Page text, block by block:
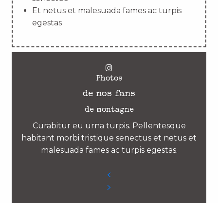
Et netus et malesuada fames ac turpis
egestas
Photos
de nos fans
de montagne
Curabitur eu urna turpis. Pellentesque
habitant morbi tristique senectus et netus et
malesuada fames ac turpis egestas.